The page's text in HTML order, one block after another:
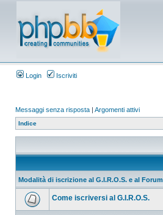
Login Iscriviti
Messaggi senza risposta | Argomenti attivi
Indice
Modalità di iscrizione al G.I.R.O.S. e al Forum
Come iscriversi al G.I.R.O.S.